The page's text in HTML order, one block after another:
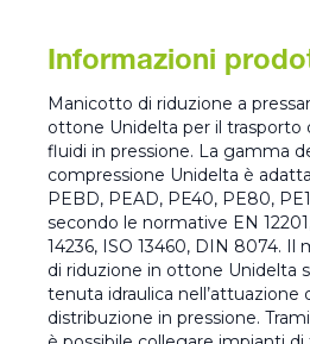
Informazioni
Manicotto di riduzione a
ottone Unidelta per il trasporto
fluidi in pressione. La gamma
compressione Unidelta è
PEBD, PEAD, PE40, PE80,
secondo le normative EN
14236, ISO 13460, DIN 8074.
di riduzione in ottone Unidelta
tenuta idraulica nell’attuazione
distribuzione in pressione.